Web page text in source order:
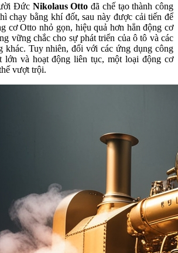
Đức Nikolaus Otto đã chế tạo thành công
chạy bằng khí đốt, sau này được cải tiến để
cơ Otto nhỏ gọn, hiệu quả hơn hẳn động cơ
vững chắc cho sự phát triển của ô tô và các
khác. Tuy nhiên, đối với các ứng dụng công
lớn và hoạt động liên tục, một loại động cơ
vượt trội.